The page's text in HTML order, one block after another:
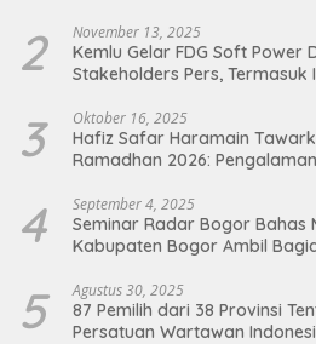
2 November 13, 2025
Kemlu Gelar FDG Soft Power
Stakeholders Pers, Termasuk
3 Oktober 16, 2025
Hafiz Safar Haramain
Ramadhan 2026:
4 September 4, 2025
Seminar Radar Bogor Bahas
Kabupaten Bogor Ambil
5 Agustus 30, 2025
87 Pemilih dari 38 Provinsi
Persatuan Wartawan